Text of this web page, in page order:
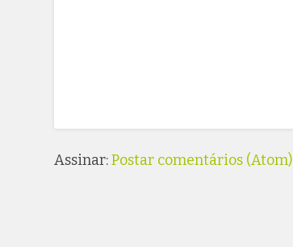
Assinar:Postar comentários (Atom)